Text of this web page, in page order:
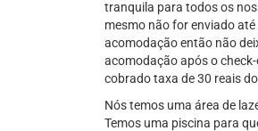
tranquila para todos os
mesmo não for enviado
acomodação então não
acomodação após o
cobrado taxa de 30 reais
Nós temos uma área de
Temos uma piscina para